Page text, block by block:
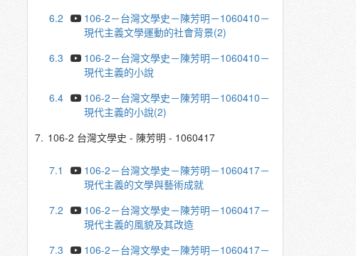
6.2
106-2－台灣文學史－陳芳明－1060410－
現代主義文學運動的社會背景(2)
6.3
106-2－台灣文學史－陳芳明－1060410－
現代主義的小說
6.4
106-2－台灣文學史－陳芳明－1060410－
現代主義的小說(2)
7. 106-2 台灣文學史 - 陳芳明 - 1060417
7.1
106-2－台灣文學史－陳芳明－1060417－
現代主義的文學與藝術成就
7.2
106-2－台灣文學史－陳芳明－1060417－
現代主義的風貌及其改造
7.3
106-2－台灣文學史－陳芳明－1060417－